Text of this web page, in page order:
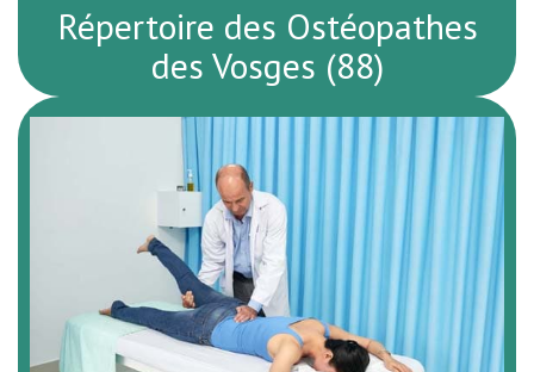
Répertoire des Ostéopathes
des Vosges (88)